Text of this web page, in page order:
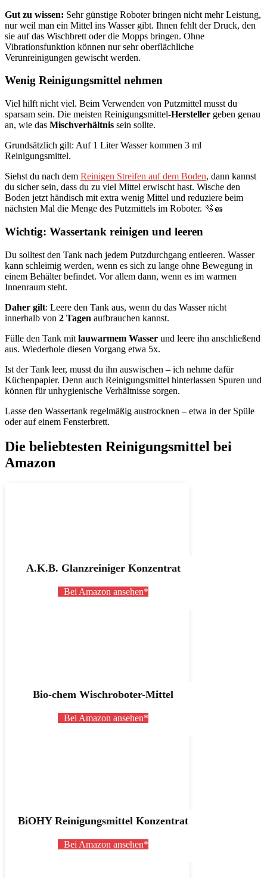
Gut zu wissen: Sehr günstige Roboter bringen nicht mehr Leistung,
nur weil man ein Mittel ins Wasser gibt. Ihnen fehlt der Druck, den
sie auf das Wischbrett oder die Mopps bringen. Ohne
Vibrationsfunktion können nur sehr oberflächliche
Verunreinigungen gewischt werden.
Wenig Reinigungsmittel nehmen
Viel hilft nicht viel. Beim Verwenden von Putzmittel musst du
sparsam sein. Die meisten Reinigungsmittel-Hersteller geben genau
an, wie das Mischverhältnis sein sollte.
Grundsätzlich gilt: Auf 1 Liter Wasser kommen 3 ml
Reinigungsmittel.
Siehst du nach dem Reinigen Streifen auf dem Boden, dann kannst
du sicher sein, dass du zu viel Mittel erwischt hast. Wische den
Boden jetzt händisch mit extra wenig Mittel und reduziere beim
nächsten Mal die Menge des Putzmittels im Roboter. 🫧🧽
Wichtig: Wassertank reinigen und leeren
Du solltest den Tank nach jedem Putzdurchgang entleeren. Wasser
kann schleimig werden, wenn es sich zu lange ohne Bewegung in
einem Behälter befindet. Vor allem dann, wenn es im warmen
Innenraum steht.
Daher gilt: Leere den Tank aus, wenn du das Wasser nicht
innerhalb von 2 Tagen aufbrauchen kannst.
Fülle den Tank mit lauwarmem Wasser und leere ihn anschließend
aus. Wiederhole diesen Vorgang etwa 5x.
Ist der Tank leer, musst du ihn auswischen – ich nehme dafür
Küchenpapier. Denn auch Reinigungsmittel hinterlassen Spuren und
können für unhygienische Verhältnisse sorgen.
Lasse den Wassertank regelmäßig austrocknen – etwa in der Spüle
oder auf einem Fensterbrett.
Die beliebtesten Reinigungsmittel bei
Amazon
A.K.B. Glanzreiniger Konzentrat
Bei Amazon ansehen*
Bio-chem Wischroboter-Mittel
Bei Amazon ansehen*
BiOHY Reinigungsmittel Konzentrat
Bei Amazon ansehen*